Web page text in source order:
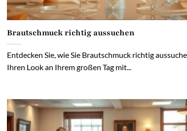
Brautschmuck richtig aussuchen
Entdecken Sie, wie Sie Brautschmuck richtig
Ihren Look an Ihrem großen Tag mit...